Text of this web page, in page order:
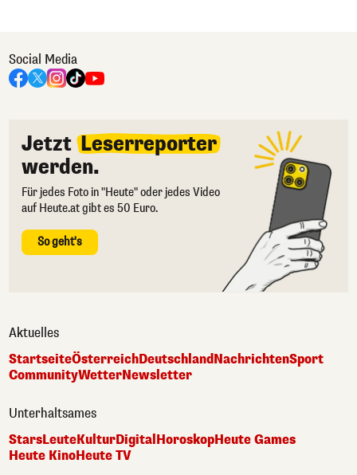
Social Media
Jetzt Leserreporter
werden.
Für jedes Foto in "Heute" oder jedes Video
auf Heute.at gibt es 50 Euro.
So geht's
Aktuelles
StartseiteÖsterreichDeutschlandNachrichtenSport
CommunityWetterNewsletter
Unterhaltsames
StarsLeuteKulturDigital HoroskopHeute Games
Heute KinoHeute TV